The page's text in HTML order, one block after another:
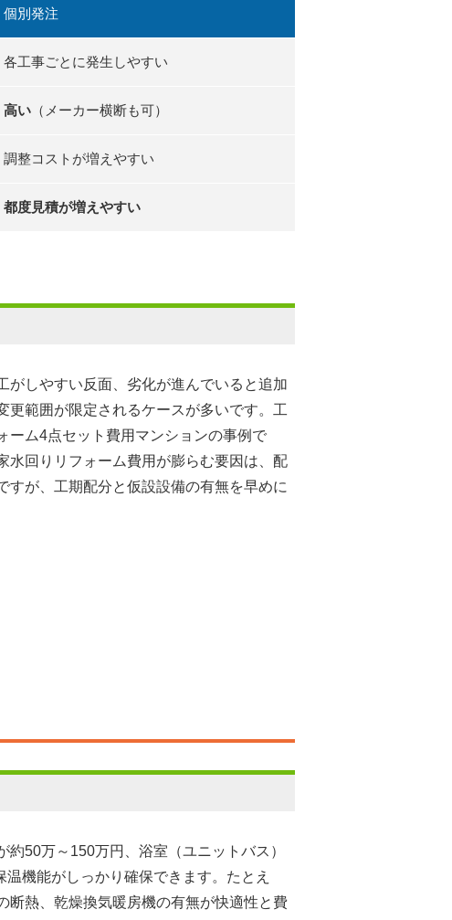
個別発注
各工事ごとに発生しやすい
高い （メーカー横断も可）
調整コストが増えやすい
都度見積が増えやすい
がしやすい反面、劣化が進んでいると追加
範囲が限定されるケースが多いです。工
ーム4点セット費用マンションの事例で
水回りリフォーム費用が膨らむ要因は、配
すが、工期配分と仮設設備の有無を早めに
50万～150万円、浴室（ユニットバス）
機能がしっかり確保できます。たとえ
断熱、乾燥換気暖房機の有無が快適性と費